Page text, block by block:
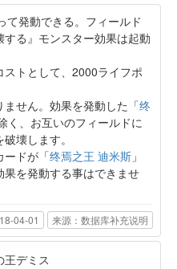
て発動できる。フィールド
る』モンスター効果は起動
トとして、2000ライフポ
せん。効果を発動した「终
く、お互いのフィールドに
壊します。
ードが「终焉之王 迪米斯 」
果を発動する事はできませ
04-01 来源：数据库补充说明
王デミス